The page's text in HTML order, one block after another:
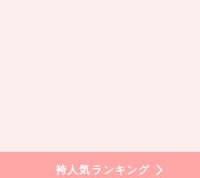
袴人気ランキング